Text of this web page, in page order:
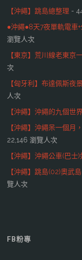
【沖繩】跳島總整理 -
●沖繩●8天7夜單軌電車
瀏覽人次
【東京】荒川線老東京
次
【匈牙利】布達佩斯夜
人次
【沖繩】沖繩的九個世
【沖繩】沖繩呆一個月
22,146 瀏覽人次
【沖繩】沖繩公車(巴士
【沖繩】跳島(02)奧武
覽人次
FB粉專